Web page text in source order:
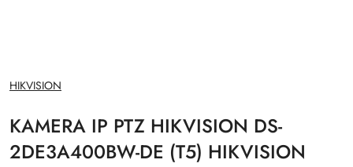
NAZWA
PRODUCENTA:
HIKVISION
KAMERA IP PTZ HIKVISION DS-
2DE3A400BW-DE (T5) HIKVISION